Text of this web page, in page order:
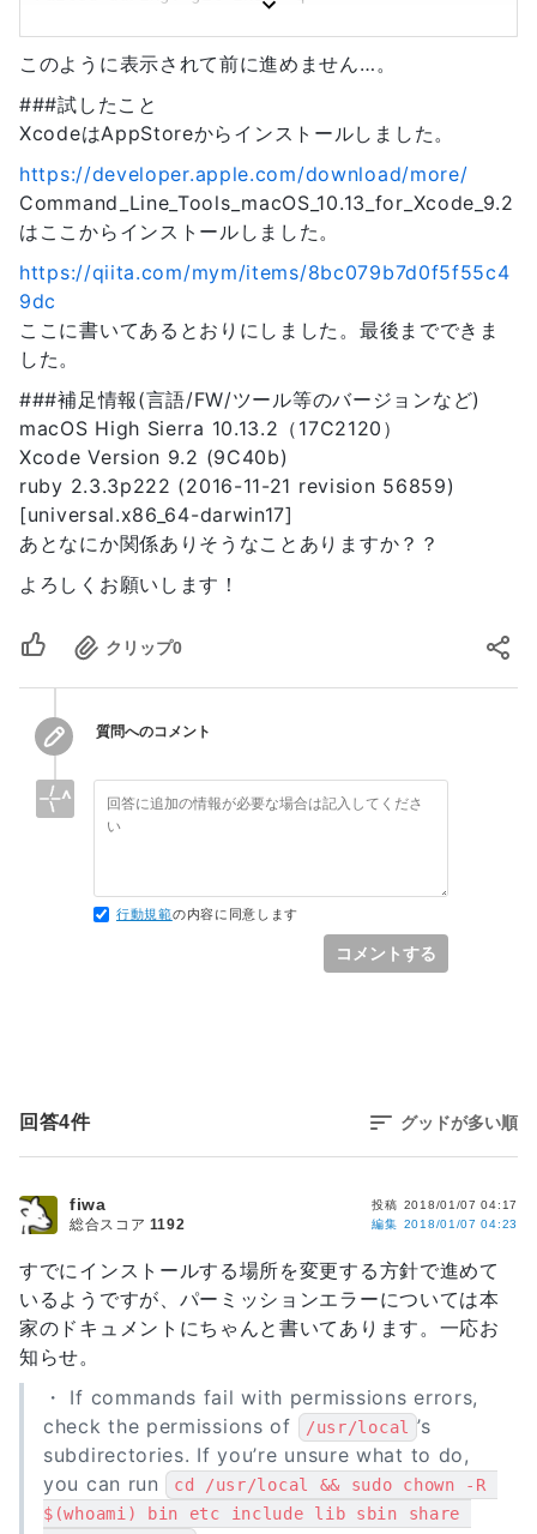
このように表示されて前に進めません…。
###試したこと
XcodeはAppStoreからインストールしました。
https://developer.apple.com/download/more/
Command_Line_Tools_macOS_10.13_for_Xcode_9.2
はここからインストールしました。
https://qiita.com/mym/items/8bc079b7d0f5f55c4
9dc
ここに書いてあるとおりにしました。最後までできま
した。
###補足情報(言語/FW/ツール等のバージョンなど)
macOS High Sierra 10.13.2（17C2120）
Xcode Version 9.2 (9C40b)
ruby 2.3.3p222 (2016-11-21 revision 56859)
[universal.x86_64-darwin17]
あとなにか関係ありそうなことありますか？？
よろしくお願いします！
クリップ0
質問へのコメント
行動規範の内容に同意します
コメントする
回答4件 グッドが多い順
すでにインストールする場所を変更する方針で進めて
いるようですが、パーミッションエラーについては本
家のドキュメントにちゃんと書いてあります。一応お
知らせ。
・ If commands fail with permissions errors,
check the permissions of
/usr/local
’s
subdirectories. If you’re unsure what to do,
you can run
cd /usr/local && sudo chown -R
$(whoami) bin etc include lib sbin share
投稿 2018/01/07 04:17
編集 2018/01/07 04:23
fiwa
総合スコア 1192